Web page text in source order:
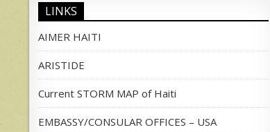
LINKS
AIMER HAITI
ARISTIDE
Current STORM MAP of Haiti
EMBASSY/CONSULAR OFFICES – USA